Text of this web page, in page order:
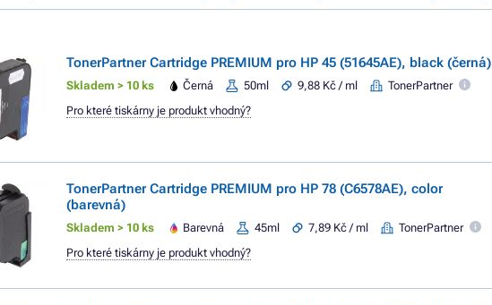
TonerPartner Cartridge PREMIUM pro HP 45 (51645AE), black (černá)
Skladem > 10 ks Černá 50ml 9,88 Kč / ml TonerPartner
Pro které tiskárny je produkt vhodný?
TonerPartner Cartridge PREMIUM pro HP 78 (C6578AE), color
(barevná)
Skladem > 10 ks Barevná 45ml 7,89 Kč / ml TonerPartner
Pro které tiskárny je produkt vhodný?